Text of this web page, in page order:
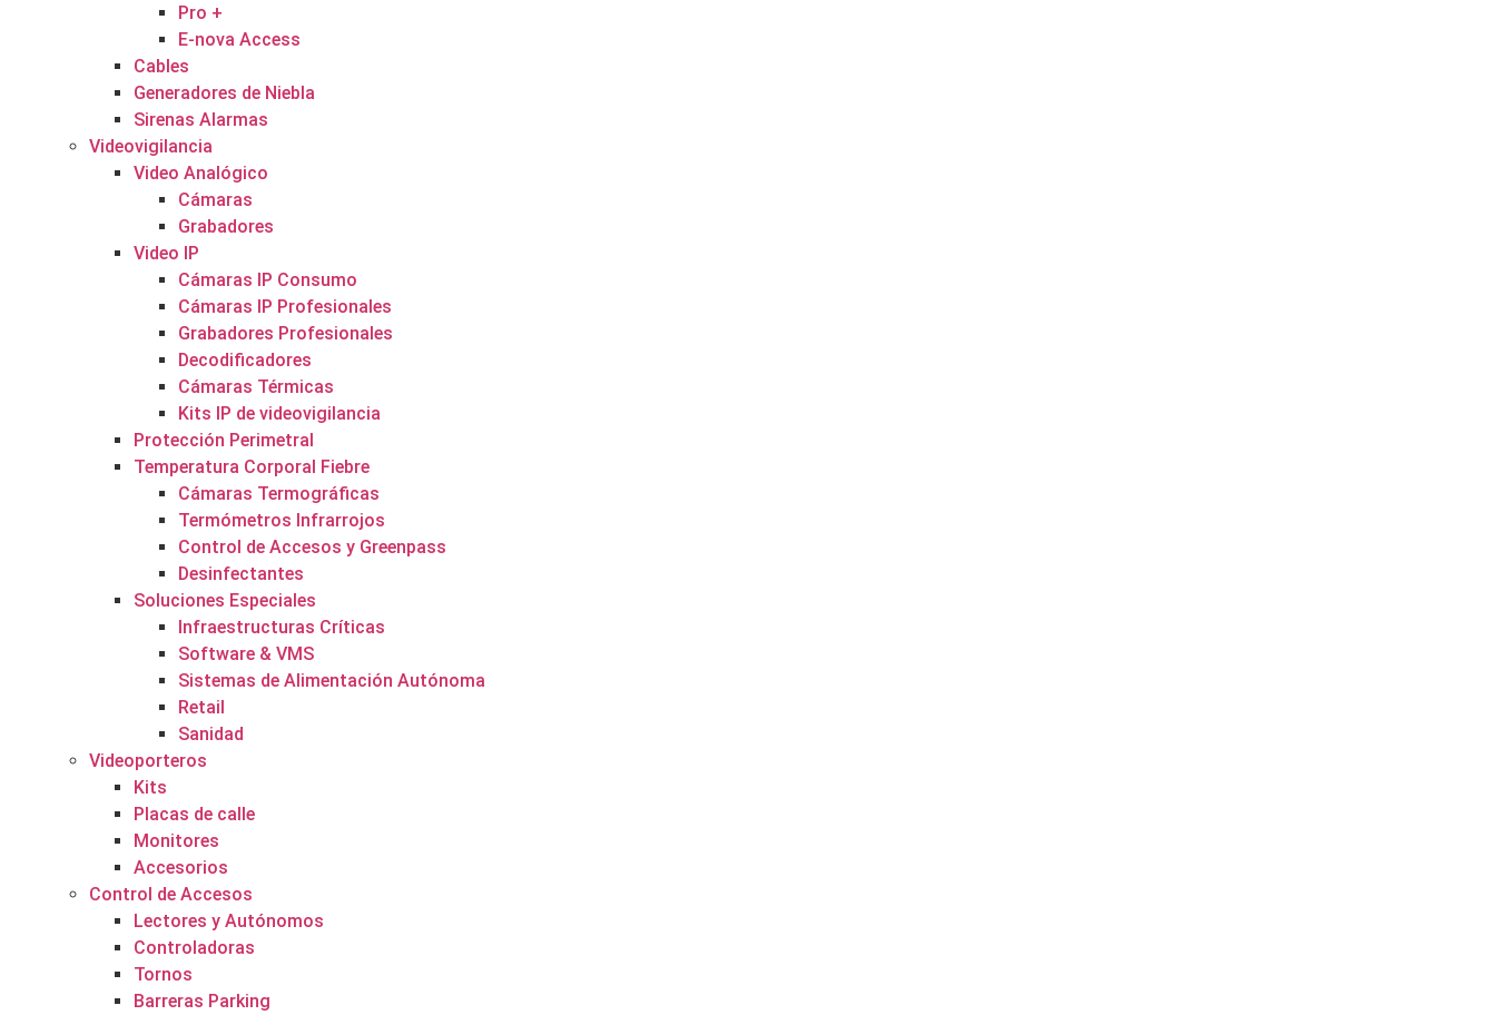
Pro +
E-nova Access
Cables
Generadores de Niebla
Sirenas Alarmas
Videovigilancia
Video Analógico
Cámaras
Grabadores
Video IP
Cámaras IP Consumo
Cámaras IP Profesionales
Grabadores Profesionales
Decodificadores
Cámaras Térmicas
Kits IP de videovigilancia
Protección Perimetral
Temperatura Corporal Fiebre
Cámaras Termográficas
Termómetros Infrarrojos
Control de Accesos y Greenpass
Desinfectantes
Soluciones Especiales
Infraestructuras Críticas
Software & VMS
Sistemas de Alimentación Autónoma
Retail
Sanidad
Videoporteros
Kits
Placas de calle
Monitores
Accesorios
Control de Accesos
Lectores y Autónomos
Controladoras
Tornos
Barreras Parking